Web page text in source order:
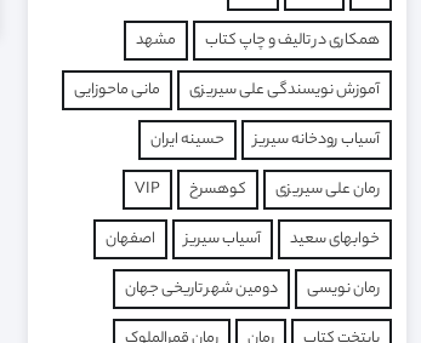
همکاری در تالیف و چاپ کتاب
مشهد
آموزش نویسندگی علی سیریزی
مانی ماحوزایی
آسیاب رودخانه سیریز
حسینه ایران
رمان علی سیریزی
کوهسرخ
VIP
خوابهای سعید
آسیاب سیریز
اصفهان
رمان نویسی
دومین شهر تاریخی جهان